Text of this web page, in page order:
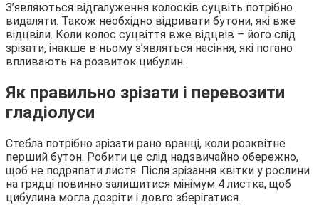
З’являються відгалуження колосків суцвіть потрібно
видаляти. Також необхідно відривати бутони, які вже
відцвіли. Коли колос суцвіття вже відцвів – його слід
зрізати, інакше в ньому з’являться насіння, які погано
впливають на розвиток цибулин.
Як правильно зрізати і перевозити
гладіолуси
Стебла потрібно зрізати рано вранці, коли розквітне
перший бутон. Робити це слід надзвичайно обережно,
щоб не подряпати листя. Після зрізання квітки у рослини
на грядці повинно залишитися мінімум 4 листка, щоб
цибулина могла дозріти і довго зберігатися.